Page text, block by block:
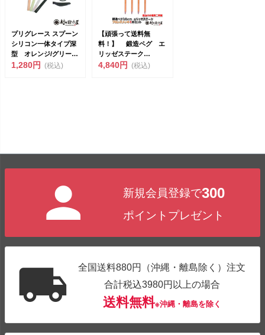
プリグレース スプーン
シリコン一体タイプ深
型 オレンジ/グリー
ン/ホワイト（PT-...
1,280円 (税込)
【頑張って送料無
料！】 鍛造ペグ エ
リッゼステーク
38cm 4本セット
4,840円 (税込)
新規会員登録で300
ポイントプレゼント
全国送料880円（沖縄・離島除く）注文
合計税込3980円以上の場合
送料無料※沖縄・離島を除く